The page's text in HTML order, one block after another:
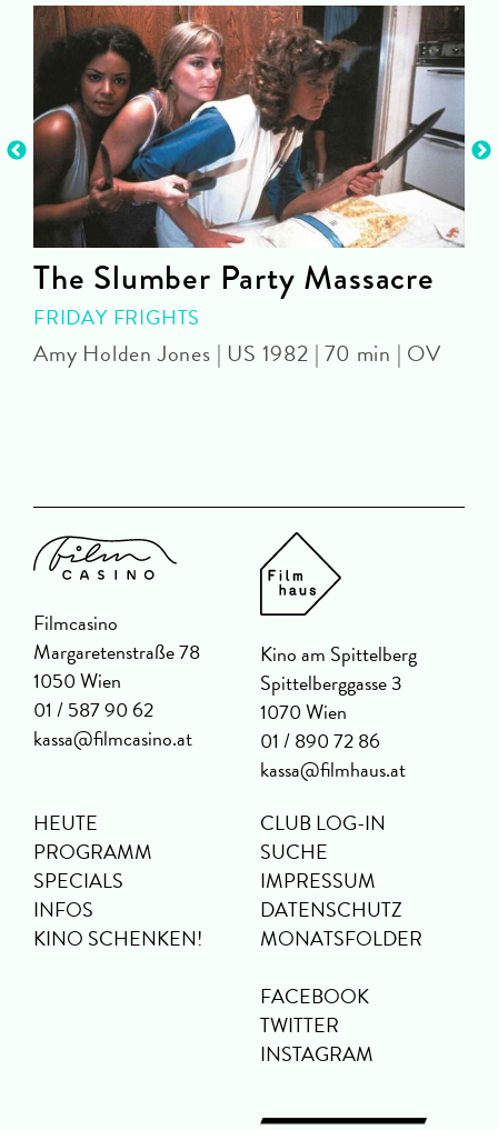
The Slumber Party Massacre
FRIDAY FRIGHTS
Amy Holden Jones | US 1982 | 70 min | OV
Filmcasino
Margaretenstraße 78
1050 Wien
01 / 587 90 62
kassa@filmcasino.at
Kino am Spittelberg
Spittelberggasse 3
1070 Wien
01 / 890 72 86
kassa@filmhaus.at
HEUTE
PROGRAMM
SPECIALS
INFOS
KINO SCHENKEN!
CLUB LOG-IN
SUCHE
IMPRESSUM
DATENSCHUTZ
MONATSFOLDER
FACEBOOK
TWITTER
INSTAGRAM